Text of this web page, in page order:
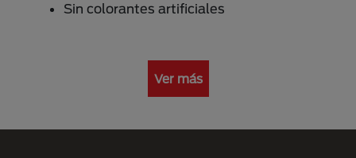
Sin colorantes artificiales
Ver más